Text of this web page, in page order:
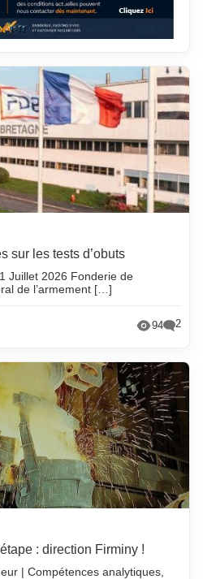
sur les tests d’obuts
Juillet 2026 Fonderie de
de l’armement […]
94 2
: direction Firminy !
| Compétences analytiques,